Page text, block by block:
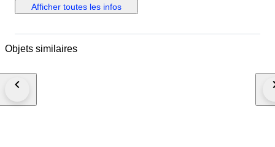
guaranteed to be genuine Rolex. Shipping by Fedex, DHL or EMS
depending on destination We are not responsible for any customs delays
winning bidder decides to cancel / withdraw they will bear risk , cost of all
Afficher toutes les infos
Objets similaires